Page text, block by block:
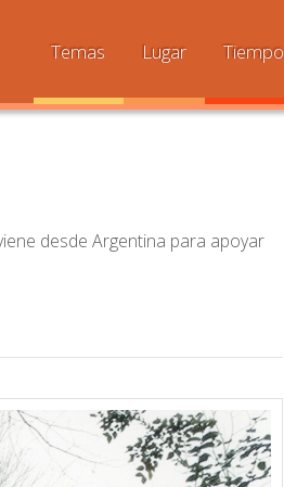
Temas Lugar Tiempo
desde Argentina para apoyar